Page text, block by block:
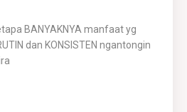
BANYAKNYA manfaat yg
dan KONSISTEN ngantongin